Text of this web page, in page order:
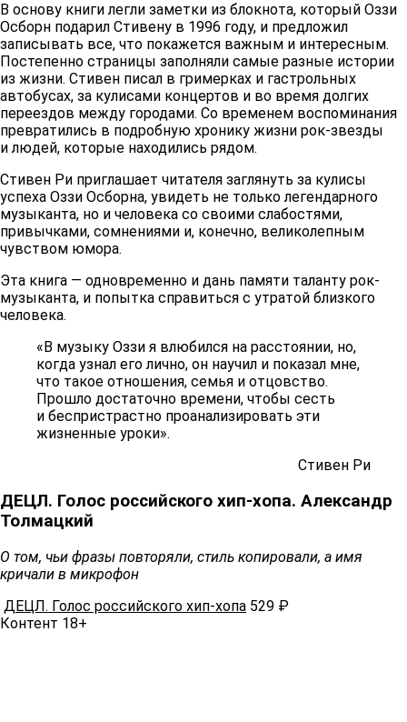
В основу книги легли заметки из блокнота, который Оззи
Осборн подарил Стивену в 1996 году, и предложил
записывать все, что покажется важным и интересным.
Постепенно страницы заполняли самые разные истории
из жизни. Стивен писал в гримерках и гастрольных
автобусах, за кулисами концертов и во время долгих
переездов между городами. Со временем воспоминания
превратились в подробную хронику жизни рок-звезды
и людей, которые находились рядом.
Стивен Ри приглашает читателя заглянуть за кулисы
успеха Оззи Осборна, увидеть не только легендарного
музыканта, но и человека со своими слабостями,
привычками, сомнениями и, конечно, великолепным
чувством юмора.
Эта книга — одновременно и дань памяти таланту рок-
музыканта, и попытка справиться с утратой близкого
человека.
«В музыку Оззи я влюбился на расстоянии, но,
когда узнал его лично, он научил и показал мне,
что такое отношения, семья и отцовство.
Прошло достаточно времени, чтобы сесть
и беспристрастно проанализировать эти
жизненные уроки».
Стивен Ри
ДЕЦЛ. Голос российского хип-хопа. Александр
Толмацкий
О том, чьи фразы повторяли, стиль копировали, а имя
кричали в микрофон
ДЕЦЛ. Голос российского хип-хопа 529 ₽
Контент 18+